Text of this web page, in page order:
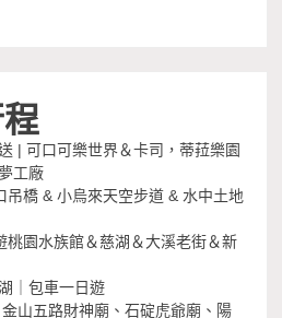
| 可口可樂世界＆卡司，蒂菈樂園
工廠
吊橋 & 小烏來天空步道 & 水中土地
桃園水族館＆慈湖＆大溪老街＆新
｜包車一日遊
山五路財神廟、石碇虎爺廟、陽